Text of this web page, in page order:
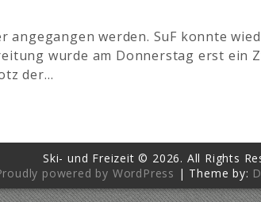
werden. SuF konnte
wurde am Donnerstag erst ein
der…
Ski- und Freizeit © 2026. All Rights
powered by WordPress | Theme by: